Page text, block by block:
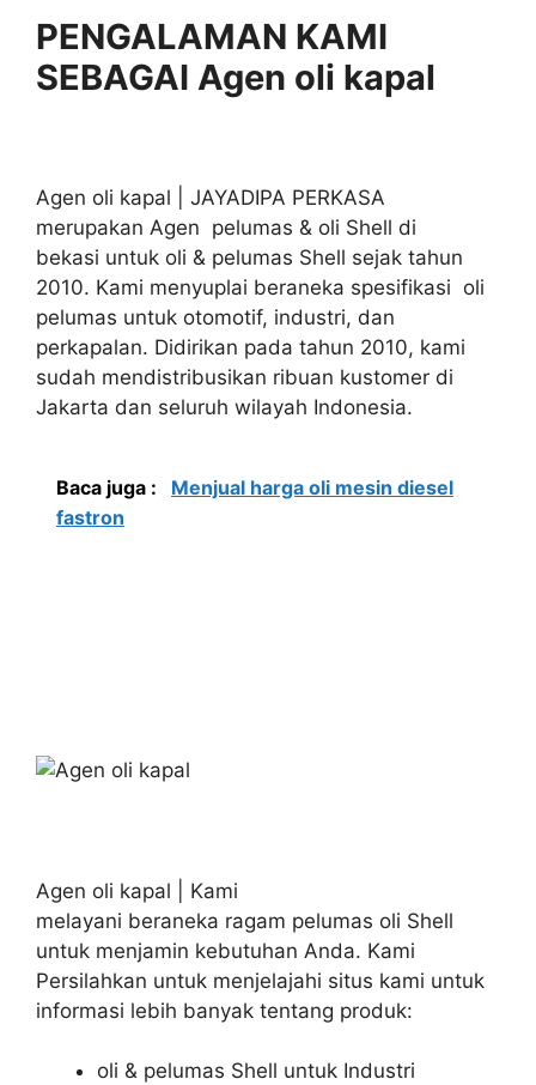
PENGALAMAN KAMI
SEBAGAI Agen oli kapal
Agen oli kapal | JAYADIPA PERKASA
merupakan Agen pelumas & oli Shell di
bekasi untuk oli & pelumas Shell sejak tahun
2010. Kami menyuplai beraneka spesifikasi oli
pelumas untuk otomotif, industri, dan
perkapalan. Didirikan pada tahun 2010, kami
sudah mendistribusikan ribuan kustomer di
Jakarta dan seluruh wilayah Indonesia.
Baca juga :
Menjual harga oli mesin diesel
fastron
Agen oli kapal | Kami
melayani beraneka ragam pelumas oli Shell
untuk menjamin kebutuhan Anda. Kami
Persilahkan untuk menjelajahi situs kami untuk
informasi lebih banyak tentang produk:
oli & pelumas Shell untuk Industri